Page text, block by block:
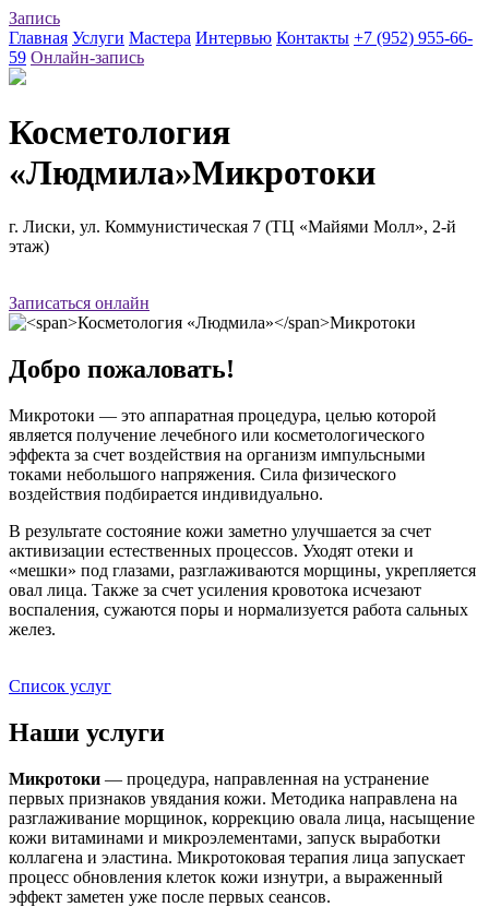
Запись
Главная Услуги Мастера Интервью Контакты +7 (952) 955-66-
59 Онлайн-запись
Косметология
«Людмила»Микротоки
г. Лиски, ул. Коммунистическая 7 (ТЦ «Майями Молл», 2-й
этаж)
Записаться онлайн
Добро пожаловать!
Микротоки — это аппаратная процедура, целью которой
является получение лечебного или косметологического
эффекта за счет воздействия на организм импульсными
токами небольшого напряжения. Сила физического
воздействия подбирается индивидуально.
В результате состояние кожи заметно улучшается за счет
активизации естественных процессов. Уходят отеки и
«мешки» под глазами, разглаживаются морщины, укрепляется
овал лица. Также за счет усиления кровотока исчезают
воспаления, сужаются поры и нормализуется работа сальных
желез.
Список услуг
Наши услуги
Микротоки — процедура, направленная на устранение
первых признаков увядания кожи. Методика направлена на
разглаживание морщинок, коррекцию овала лица, насыщение
кожи витаминами и микроэлементами, запуск выработки
коллагена и эластина. Микротоковая терапия лица запускает
процесс обновления клеток кожи изнутри, а выраженный
эффект заметен уже после первых сеансов.